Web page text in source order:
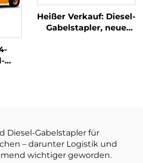
Heißer Verkauf: Diesel-
Gabelstapler, neue
Diesel-Gabelstapler für
– darunter Logistik und
wichtiger geworden.